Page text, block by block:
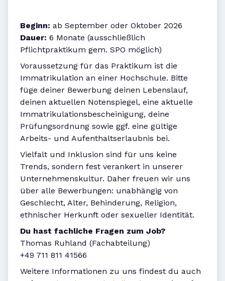
Beginn: ab September oder Oktober 2026
Dauer: 6 Monate (ausschließlich
Pflichtpraktikum gem. SPO möglich)
Voraussetzung für das Praktikum ist die
Immatrikulation an einer Hochschule. Bitte
füge deiner Bewerbung deinen Lebenslauf,
deinen aktuellen Notenspiegel, eine aktuelle
Immatrikulationsbescheinigung, deine
Prüfungsordnung sowie ggf. eine gültige
Arbeits- und Aufenthaltserlaubnis bei.
Vielfalt und Inklusion sind für uns keine
Trends, sondern fest verankert in unserer
Unternehmenskultur. Daher freuen wir uns
über alle Bewerbungen: unabhängig von
Geschlecht, Alter, Behinderung, Religion,
ethnischer Herkunft oder sexueller Identität.
Du hast fachliche Fragen zum Job?
Thomas Ruhland (Fachabteilung)
+49 711 811 41566
Weitere Informationen zu uns findest du auch